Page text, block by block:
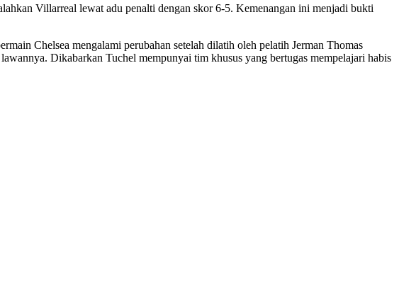
Villarreal lewat adu penalti dengan skor 6-5. Kemenangan ini menjadi bukti
Chelsea mengalami perubahan setelah dilatih oleh pelatih Jerman Thomas
Dikabarkan Tuchel mempunyai tim khusus yang bertugas mempelajari habis